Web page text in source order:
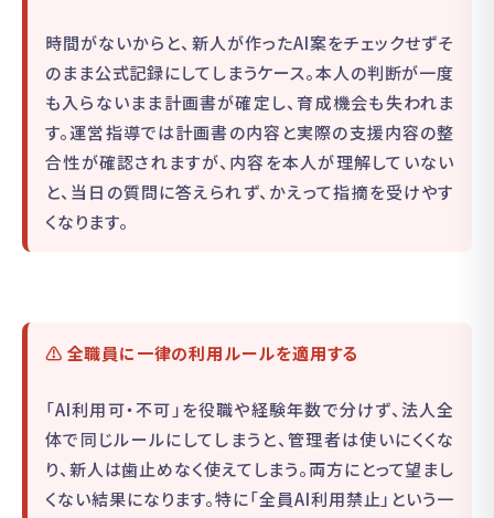
時間がないからと、新人が作ったAI案をチェックせずそ
のまま公式記録にしてしまうケース。本人の判断が一度
も入らないまま計画書が確定し、育成機会も失われま
す。運営指導では計画書の内容と実際の支援内容の整
合性が確認されますが、内容を本人が理解していない
と、当日の質問に答えられず、かえって指摘を受けやす
くなります。
⚠ 全職員に一律の利用ルールを適用する
「AI利用可・不可」を役職や経験年数で分けず、法人全
体で同じルールにしてしまうと、管理者は使いにくくな
り、新人は歯止めなく使えてしまう。両方にとって望まし
くない結果になります。特に「全員AI利用禁止」という一